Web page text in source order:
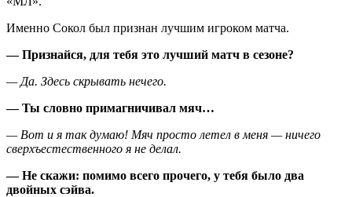
Именно Сокол был признан лучшим игроком матча.
— Признайся, для тебя это лучший матч в сезоне?
— Да. Здесь скрывать нечего.
— Ты словно примагничивал мяч…
— Вот и я так думаю! Мяч просто летел в меня — ничего
сверхъестественного я не делал.
— Не скажи: помимо всего прочего, у тебя было два
двойных сэйва.